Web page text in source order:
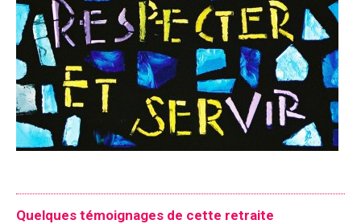
Quelques témoignages de cette retraite